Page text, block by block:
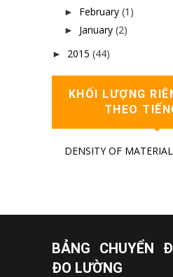
► February (1)
► January (2)
► 2015 (44)
KHỐI LƯỢNG
THEO
DENSITY OF
BẢNG CHUYỂN
ĐO LƯỜNG